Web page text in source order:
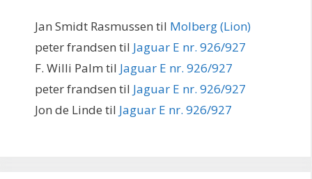
Jan Smidt Rasmussen til Molberg (Lion)
peter frandsen til Jaguar E nr. 926/927
F. Willi Palm til Jaguar E nr. 926/927
peter frandsen til Jaguar E nr. 926/927
Jon de Linde til Jaguar E nr. 926/927